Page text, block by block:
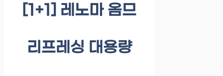
[1+1] 레노마 옴므
리프레싱 대용량